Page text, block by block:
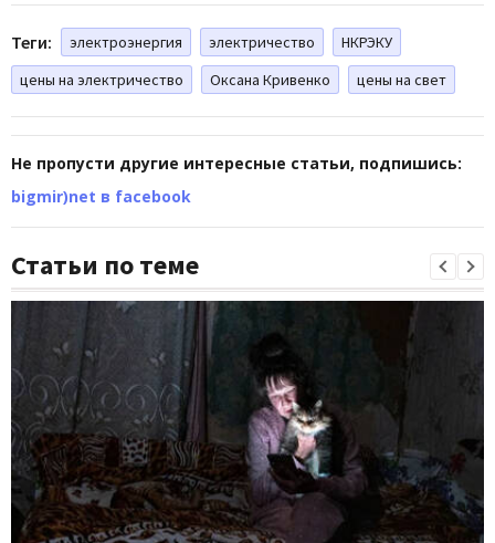
Теги: электроэнергия электричество
НКРЭКУ
цены на электричество
Оксана Кривенко цены на свет
Не пропусти другие интересные статьи, подпишись:
bigmir)net в facebook
Статьи по теме